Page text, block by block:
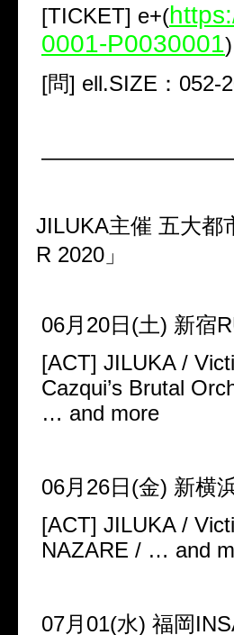
[TICKET] e+(
0001-P0030001)
[問] ell.SIZE：052-
JILUKA主催 五大都
R 2020」
06月20日(土) 新宿
[ACT] JILUKA /
Cazqui’s Brutal
… and more
06月26日(金) 新横
[ACT] JILUKA /
NAZARE / … and
07月01(水) 福岡